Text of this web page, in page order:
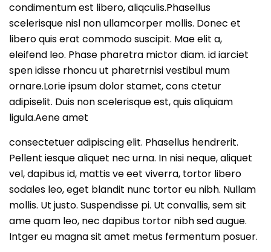
condimentum est libero, aliqculis.Phasellus
scelerisque nisl non ullamcorper mollis. Donec et
libero quis erat commodo suscipit. Mae elit a,
eleifend leo. Phase pharetra mictor diam. id iarciet
spen idisse rhoncu ut pharetrnisi vestibul mum
ornare.Lorie ipsum dolor stamet, cons ctetur
adipiselit. Duis non scelerisque est, quis aliquiam
ligula.Aene amet
consectetuer adipiscing elit. Phasellus hendrerit.
Pellent iesque aliquet nec urna. In nisi neque, aliquet
vel, dapibus id, mattis ve eet viverra, tortor libero
sodales leo, eget blandit nunc tortor eu nibh. Nullam
mollis. Ut justo. Suspendisse pi. Ut convallis, sem sit
ame quam leo, nec dapibus tortor nibh sed augue.
Intger eu magna sit amet metus fermentum posuer.